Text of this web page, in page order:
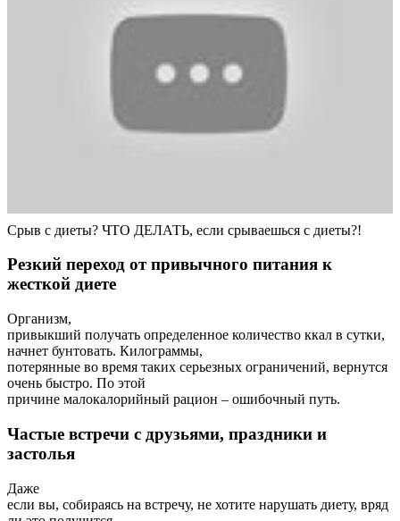
Срыв с диеты? ЧТО ДЕЛАТЬ, если срываешься с диеты?!
Резкий переход от привычного питания к
жесткой диете
Организм,
привыкший получать определенное количество ккал в сутки,
начнет бунтовать. Килограммы,
потерянные во время таких серьезных ограничений, вернутся
очень быстро. По этой
причине малокалорийный рацион – ошибочный путь.
Частые встречи с друзьями, праздники и
застолья
Даже
если вы, собираясь на встречу, не хотите нарушать диету, вряд